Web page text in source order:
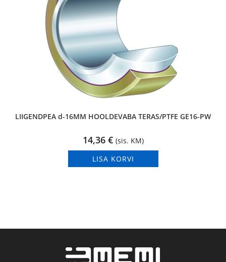
LIIGENDPEA d-16MM HOOLDEVABA TERAS/PTFE GE16-PW
14,36 € (sis. KM)
LISA KORVI